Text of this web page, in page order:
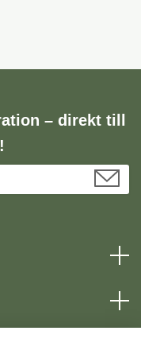
– direkt till